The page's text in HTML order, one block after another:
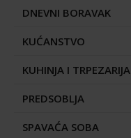
DNEVNI BORAVAK
KUĆANSTVO
KUHINJA I TRPEZARIJA
PREDSOBLJA
SPAVAĆA SOBA